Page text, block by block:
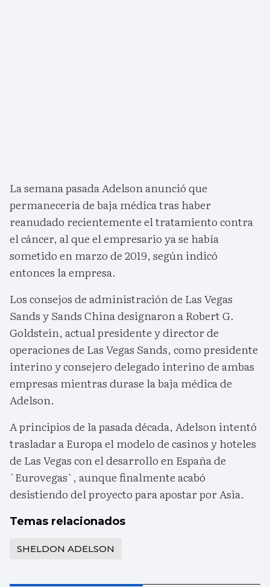
La semana pasada Adelson anunció que
permanecería de baja médica tras haber
reanudado recientemente el tratamiento contra
el cáncer, al que el empresario ya se había
sometido en marzo de 2019, según indicó
entonces la empresa.
Los consejos de administración de Las Vegas
Sands y Sands China designaron a Robert G.
Goldstein, actual presidente y director de
operaciones de Las Vegas Sands, como presidente
interino y consejero delegado interino de ambas
empresas mientras durase la baja médica de
Adelson.
A principios de la pasada década, Adelson intentó
trasladar a Europa el modelo de casinos y hoteles
de Las Vegas con el desarrollo en España de
`Eurovegas`, aunque finalmente acabó
desistiendo del proyecto para apostar por Asia.
Temas relacionados
SHELDON ADELSON